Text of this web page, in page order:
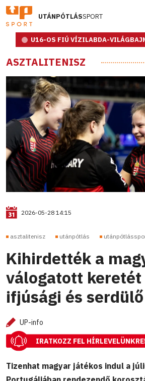
UTÁNPÓTLÁSSPORT
U16-OS FIÚ VÍZILABDA-
ASZTALITENISZ
2026-05-28 14:15
asztalitenisz utánpótlás
Kihirdették a
válogatott keretét
ifjúsági és
UP-info
IRATKOZZ FEL
Tizenhat magyar játékos indul a